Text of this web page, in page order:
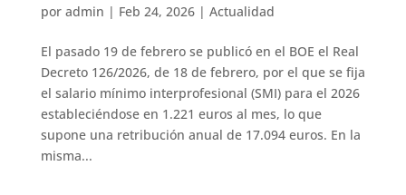
por admin | Feb 24, 2026| Actualidad
El pasado 19 de febrero se publicó en el BOE el Real
Decreto 126/2026, de 18 de febrero, por el que se fija
el salario mínimo interprofesional (SMI) para el 2026
estableciéndose en 1.221 euros al mes, lo que
supone una retribución anual de 17.094 euros. En la
misma...